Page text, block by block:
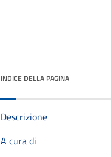
INDICE DELLA PAGINA
Descrizione
A cura di